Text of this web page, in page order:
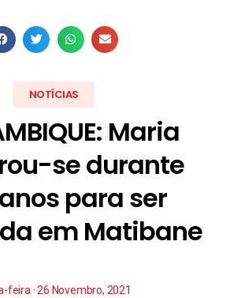
NOTÍCIAS
Maria
se durante
para ser
em Matibane
feira · 26 Novembro, 2021